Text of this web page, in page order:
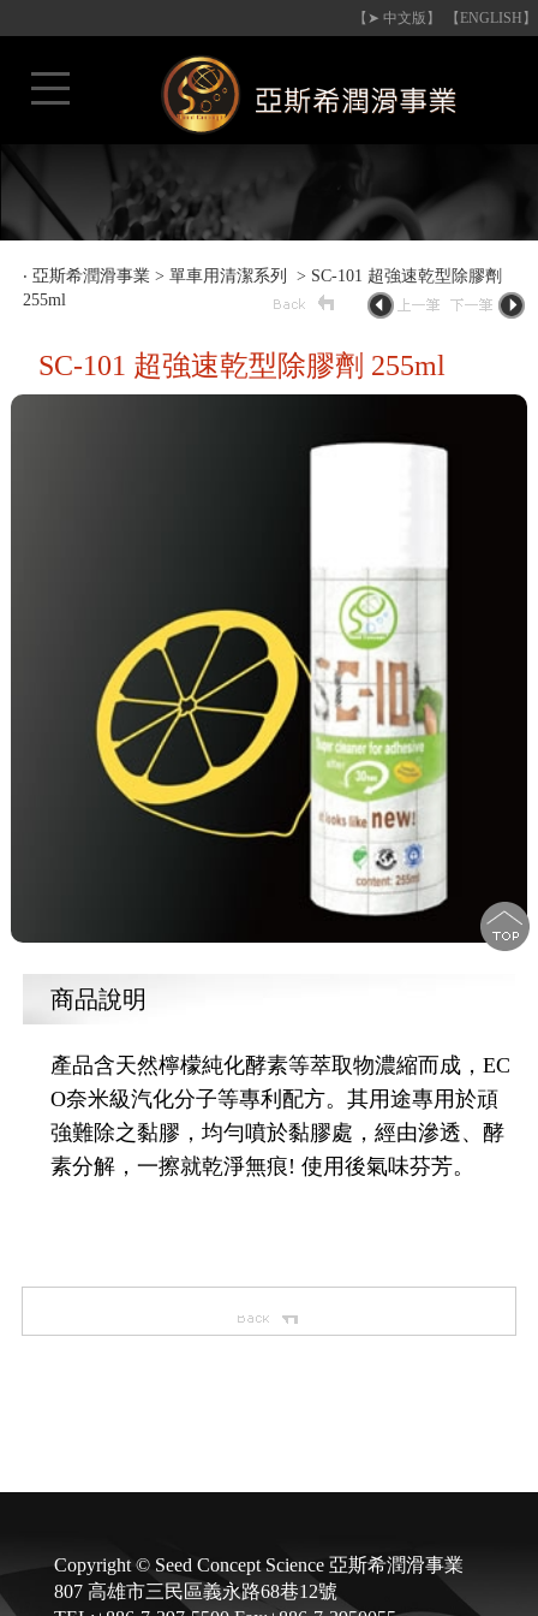
【➤ 中文版】 【ENGLISH】
‧ 亞斯希潤滑事業> 單車用清潔系列
> SC-101 超強速乾型除膠劑
255ml
SC-101 超強速乾型除膠劑 255ml
商品說明
產品含天然檸檬純化酵素等萃取物濃縮而成，EC
O奈米級汽化分子等專利配方。其用途專用於頑
強難除之黏膠，均勻噴於黏膠處，經由滲透、酵
素分解，一擦就乾淨無痕! 使用後氣味芬芳。
Copyright © Seed Concept Science 亞斯希潤滑事業
807 高雄市三民區義永路68巷12號